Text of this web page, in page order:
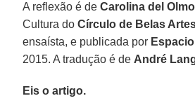
A reflexão é deCarolina del Olmo
Cultura doCírculo de Belas
ensaísta, e publicada por
2015. A tradução é de André
Eis o artigo.